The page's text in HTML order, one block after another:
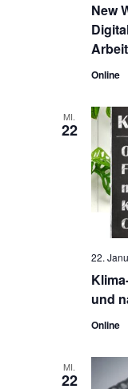
New
Online
MI.
22
und
22.
Online
MI.
22